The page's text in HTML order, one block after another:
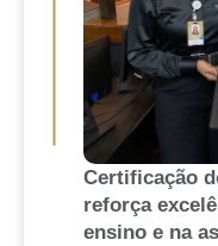
Certificação
reforça
ensino e na